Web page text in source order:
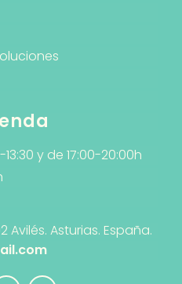
y de 17:00-20:00h
Avilés. Asturias. España.